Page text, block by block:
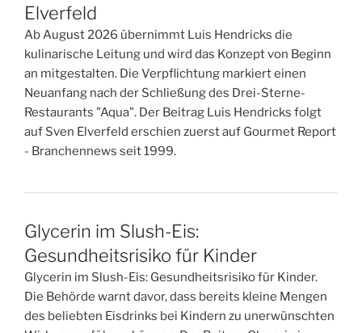
Elverfeld
Ab August 2026 übernimmt Luis Hendricks die
kulinarische Leitung und wird das Konzept von Beginn
an mitgestalten. Die Verpflichtung markiert einen
Neuanfang nach der Schließung des Drei-Sterne-
Restaurants "Aqua". Der Beitrag Luis Hendricks folgt
auf Sven Elverfeld erschien zuerst auf Gourmet Report
- Branchennews seit 1999.
Glycerin im Slush-Eis:
Gesundheitsrisiko für Kinder
Glycerin im Slush-Eis: Gesundheitsrisiko für Kinder.
Die Behörde warnt davor, dass bereits kleine Mengen
des beliebten Eisdrinks bei Kindern zu unerwünschten